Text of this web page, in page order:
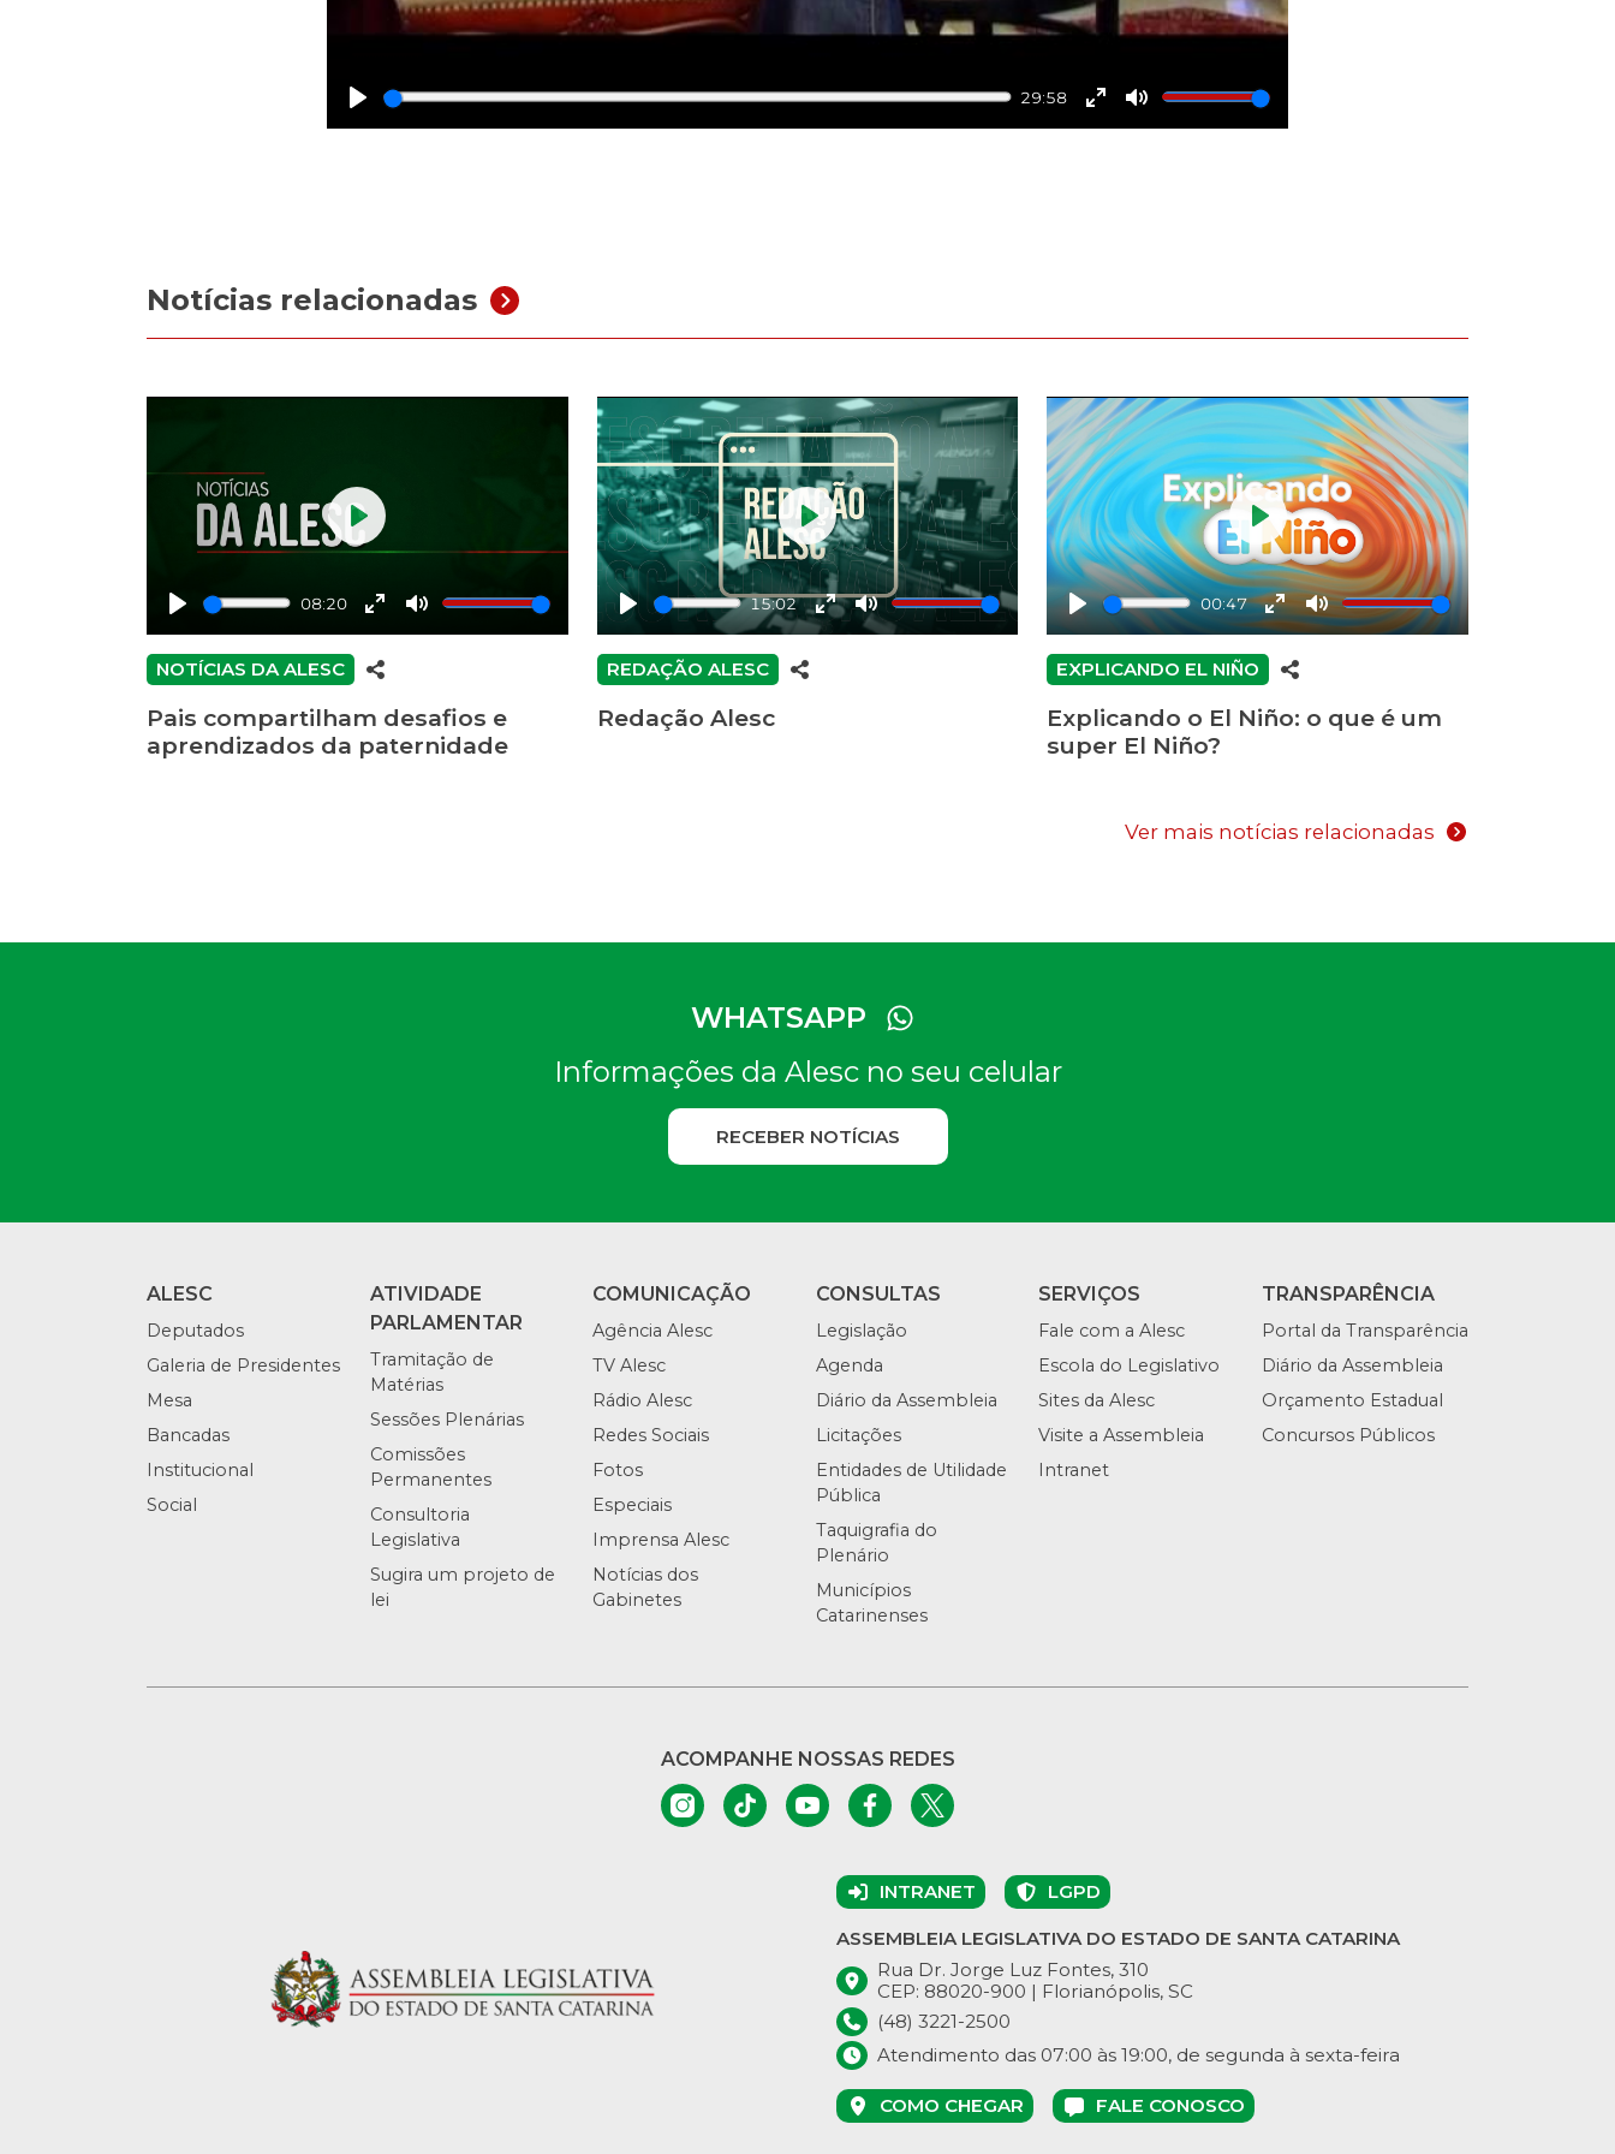
Play
29:58
EnterMute
Notícias relacionadas
Play
08:20
Enter
fullscreen
Mute
Play
NOTÍCIAS DA ALESC
Pais compartilham desafios e
aprendizados da paternidade
Play
15:02
EnterMute
Play
REDAÇÃO ALESC
Redação Alesc
Play
00:47
Enter
fullscreen
Mute
Play
EXPLICANDO EL NIÑO
Explicando o El Niño: o que é um
super El Niño?
Ver mais notícias relacionadas
WHATSAPP
Informações da Alesc no seu celular
RECEBER NOTÍCIAS
ALESC
Deputados
Galeria de Presidentes
Mesa
Bancadas
Institucional
Social
ATIVIDADE
PARLAMENTAR
Tramitação de
Matérias
Sessões Plenárias
Comissões
Permanentes
Consultoria
Legislativa
Sugira um projeto de
lei
COMUNICAÇÃO
Agência Alesc
TV Alesc
Rádio Alesc
Redes Sociais
Fotos
Especiais
Imprensa Alesc
Notícias dos
Gabinetes
CONSULTAS
Legislação
Agenda
Diário da Assembleia
Licitações
Entidades de Utilidade
Pública
Taquigrafia do
Plenário
Municípios
Catarinenses
SERVIÇOS
Fale com a Alesc
Escola do Legislativo
Sites da Alesc
Visite a Assembleia
Intranet
TRANSPARÊNCIA
Portal da Transparência
Diário da Assembleia
Orçamento Estadual
Concursos Públicos
ACOMPANHE NOSSAS REDES
INTRANET LGPD
ASSEMBLEIA LEGISLATIVA DO ESTADO DE SANTA CATARINA
Rua Dr. Jorge Luz Fontes, 310
CEP: 88020-900 | Florianópolis, SC
(48) 3221-2500
Atendimento das 07:00 às 19:00, de segunda à sexta-feira
COMO CHEGAR FALE CONOSCO